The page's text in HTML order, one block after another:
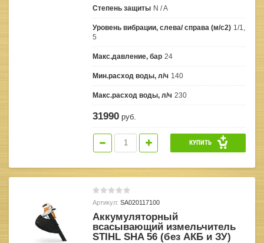
Степень защиты N / A
Уровень вибрации, слева/ справа (м/с2) 1/1,
5
Макс.давление, бар 24
Мин.расход воды, л/ч 140
Макс.расход воды, л/ч 230
31990 руб.
КУПИТЬ
Артикул: SA020117100
Аккумуляторный
всасывающий измельчитель
STIHL SHA 56 (без АКБ и ЗУ)